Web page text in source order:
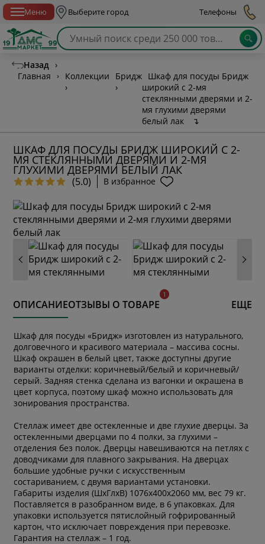
Меню Выберите город Телефоны
Назад ›
Главная
›
Коллекции
›
Бридж
›
Шкаф для посуды Бридж
широкий с 2-мя
стеклянными дверями и 2-
мя глухими дверями
белый лак
↴
ШКАФ ДЛЯ ПОСУДЫ БРИДЖ ШИРОКИЙ С 2-
МЯ СТЕКЛЯННЫМИ ДВЕРЯМИ И 2-МЯ
ГЛУХИМИ ДВЕРЯМИ БЕЛЫЙ ЛАК
(5.0) В избранное
ОПИСАНИЕОТЗЫВЫ О ТОВАРЕ ЕЩЕ
Шкаф для посуды «Бридж» изготовлен из натурального,
долговечного и красивого материала – массива сосны.
Шкаф окрашен в белый цвет, также доступны другие
варианты отделки: коричневый/белый и коричневый/
серый. Задняя стенка сделана из вагонки и окрашена в
цвет корпуса, поэтому шкаф можно использовать для
зонирования пространства.
Стеллаж имеет две остекленные и две глухие дверцы. За
остекленными дверцами по 4 полки, за глухими –
отделения без полок. Дверцы навешиваются на петлях с
доводчиками для плавного закрывания. На дверцах
большие удобные ручки с искусственным
состариванием, с двумя вариантами установки.
Габариты изделия (ШхГлхВ) 1076х400х2060 мм, вес 79 кг.
Поставляется в разобранном виде, в 6 упаковках. Для
упаковки используется пятислойный гофрированный
картон, что исключает повреждения при перевозке.
Гарантия на стеллаж – 1 год.